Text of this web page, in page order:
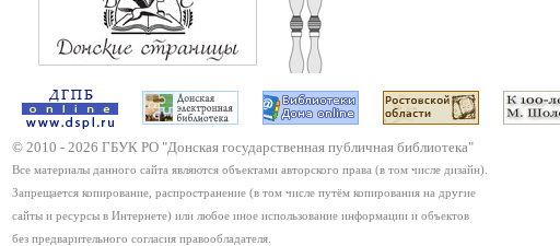
© 2010 - 2026 ГБУК РО "Донская государственная публичная библиотека"
Все материалы данного сайта являются объектами авторского права (в том числе дизайн).
Запрещается копирование, распространение (в том числе путём копирования на другие
сайты и ресурсы в Интернете) или любое иное использование информации и объектов
без предварительного согласия правообладателя.